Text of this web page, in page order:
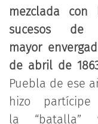
mezclada
sucesos de
mayor
de abril de
Puebla de ese
hizo
la “batalla”